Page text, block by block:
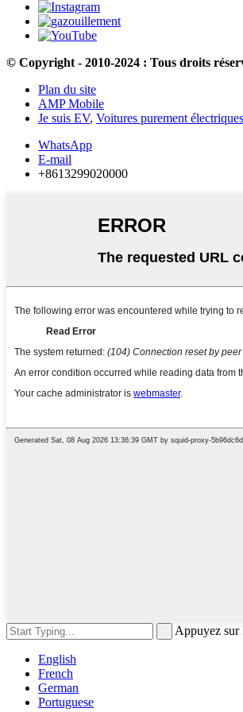
© Copyright - 2010-2024 : Tous droits
Plan du site
AMP Mobile
Je suis EV, Voitures purement électriques
WhatsApp
E-mail
+8613299020000
Appuyez sur
English
French
German
Portuguese